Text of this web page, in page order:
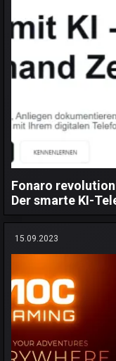
Fonaro
Der smarte KI-
15.09.2023